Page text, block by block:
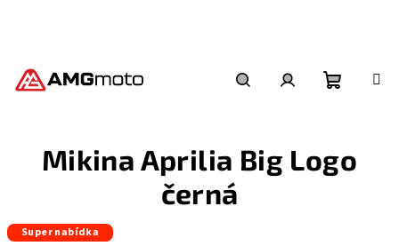
košík
Mikina Aprilia Big Logo
černá
Super nabídka